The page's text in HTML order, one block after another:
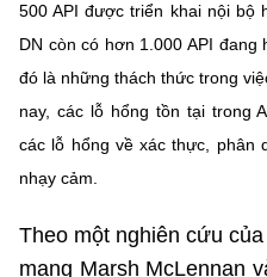
Sở hữu trí tuệ
Tiêu chuẩn, đo lường,
Năng lượng nguyên tử
Ảnh
Voice
Nhiệm vụ trọng tâm
Chọn ngôn ngữ
Vietnamese
500 API được triển khai nội bộ
DN còn có hơn 1.000 API
đó là những thách thức trong
nay, các lỗ hổng tồn tại trong
các lỗ hổng về xác thực, phân
nhạy cảm.
Theo một nghiên cứu
mạng Marsh McLennan